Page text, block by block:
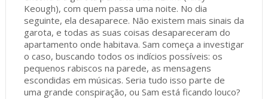
Keough), com quem passa uma noite. No dia
seguinte, ela desaparece. Não existem mais sinais da
garota, e todas as suas coisas desapareceram do
apartamento onde habitava. Sam começa a investigar
o caso, buscando todos os indícios possíveis: os
pequenos rabiscos na parede, as mensagens
escondidas em músicas. Seria tudo isso parte de
uma grande conspiração, ou Sam está ficando louco?